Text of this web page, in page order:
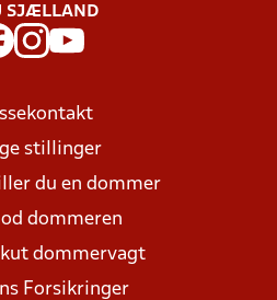
SJÆLLAND
stillinger
du en dommer
dommeren
dommervagt
Forsikringer